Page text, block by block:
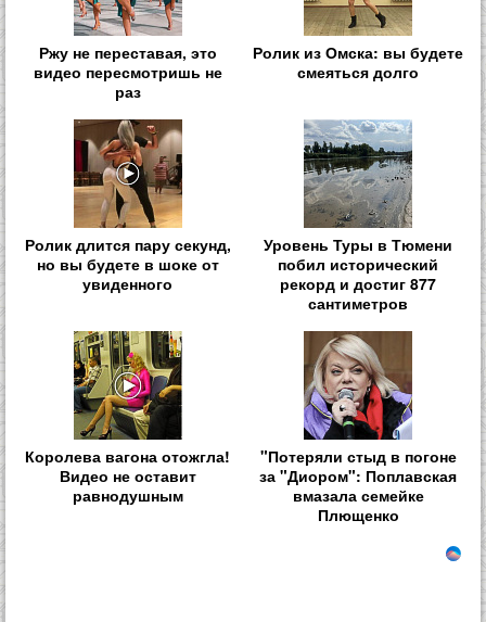
Ржу не переставая, это
видео пересмотришь не
раз
Ролик из Омска: вы будете
смеяться долго
Ролик длится пару секунд,
но вы будете в шоке от
увиденного
Уровень Туры в Тюмени
побил исторический
рекорд и достиг 877
сантиметров
Королева вагона отожгла!
Видео не оставит
равнодушным
"Потеряли стыд в погоне
за "Диором": Поплавская
вмазала семейке
Плющенко